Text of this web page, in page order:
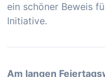
ein schöner Beweis
Initiative.
Am langen